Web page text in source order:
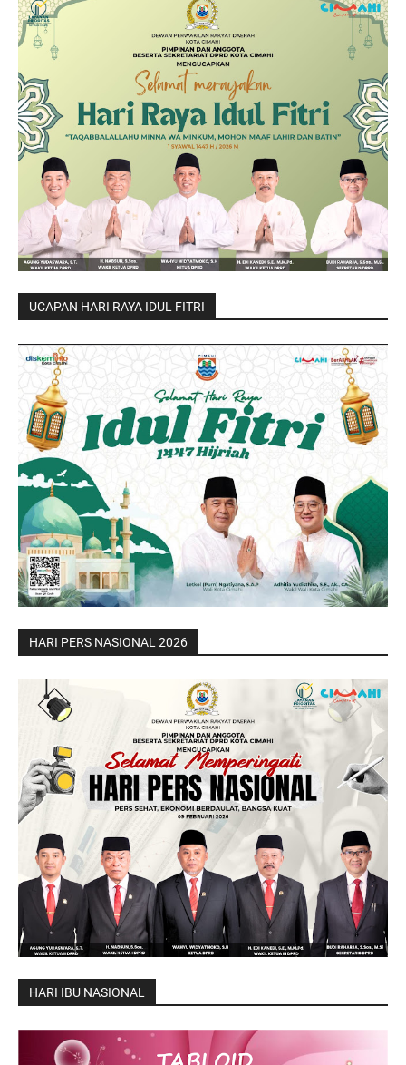
UCAPAN HARI RAYA IDUL FITRI
HARI PERS NASIONAL 2026
HARI IBU NASIONAL